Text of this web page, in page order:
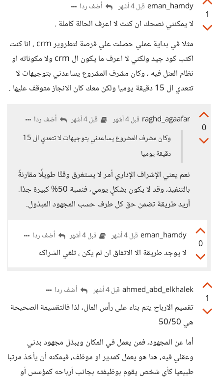
1
eman_hamdy قبل 4 أشهر أضف ردا
لا يمكنني نصحك ان كنت لا اعرف الحالة كاملة .
مثلا في بداية عملي حصلت علي فرصة لتطروير crm ، انا كنت
اكتب كود جيد ولكني لا اعرف ما يكون ال crm ولا مكوناته او
نظام العنل فيه ، وكان مشرف المشروع يساعدني بتوجيهات لا
تتعدي ال 15 دقيقة يوميا ولكن معك كان الانجاز متوقف عليها .
0
raghd_agaafar قبل 4 أشهر قبل 4 أشهر
أضف ردا
وكان مشرف المشروع يساعدني بتوجيهات لا تتعدي ال 15
دقيقة يوميا
نعم يعني الإشراف الإداري أمر لا يستغرق وقتًا طويلًا مقارنةً
بالتنفيذ، وقد لا يكون بشكلٍ يومي، فنسبة 50% كبيرة جدًا.
أريد طريقة تضمن حق كل طرف حسب المجهود المبذول.
0
eman_hamdy قبل 4 أشهر قبل 4 أشهر أضف ردا
لا يوجد طريقة الا الاتفاق ان لم يكن ، تلغي الشراكه
1
ahmed_abd_elkhalek قبل 4 أشهر أضف ردا
تقسيم الارباح يتم بناء على رأس المال، لذا فالتقسيمة الصحيحة
هي 50/50
أما عن المجهود، فمن يعمل في المكان ويبذل مجهود بدني
وعقلي فيه، هنا هو يعمل كمدير او موظف، فيمكنه أن يأخذ مرتبا
طبيعيا كأي شخص يقوم بوظيفته بجانب أرباحه كمؤسس أو